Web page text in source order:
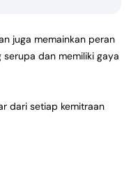
juga memainkan peran
dan memiliki gaya
dari setiap kemitraan